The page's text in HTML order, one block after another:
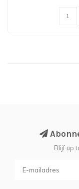
Blijf up